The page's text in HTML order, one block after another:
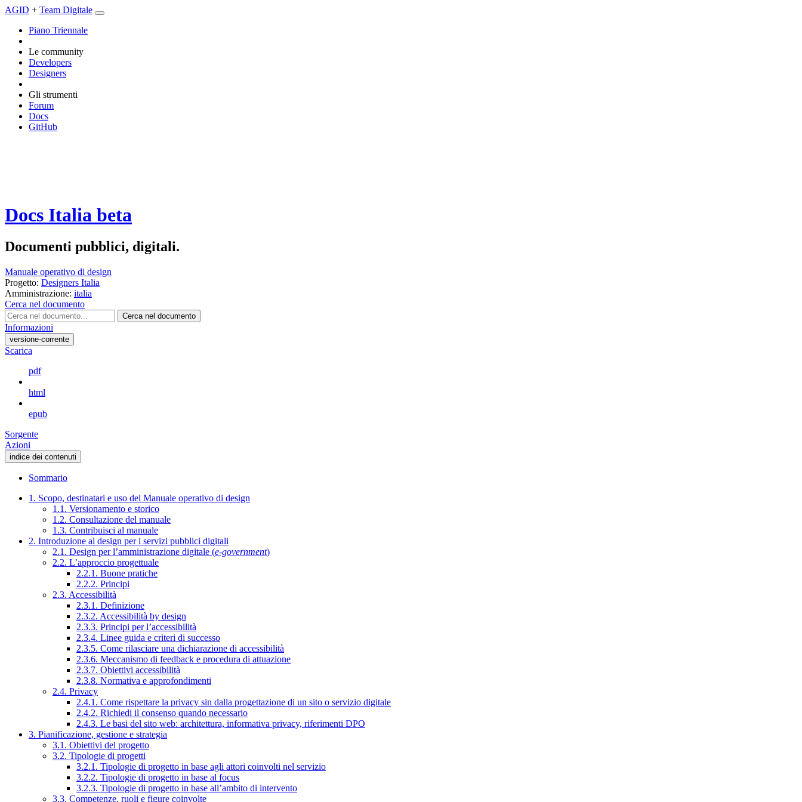
AGID + Team Digitale
Piano Triennale
Le community
Developers
Designers
Gli strumenti
Forum
Docs
GitHub
Docs Italia beta
Documenti pubblici, digitali.
Manuale operativo di design
Progetto: Designers Italia
Amministrazione: italia
Cerca nel documento
Cerca nel documento
Informazioni
versione-corrente
Scarica
pdf
html
epub
Sorgente
Azioni
indice dei contenuti
Sommario
1. Scopo, destinatari e uso del Manuale operativo di design
1.1. Versionamento e storico
1.2. Consultazione del manuale
1.3. Contribuisci al manuale
2. Introduzione al design per i servizi pubblici digitali
2.1. Design per l’amministrazione digitale (e-government)
2.2. L’approccio progettuale
2.2.1. Buone pratiche
2.2.2. Principi
2.3. Accessibilità
2.3.1. Definizione
2.3.2. Accessibilità by design
2.3.3. Principi per l’accessibilità
2.3.4. Linee guida e criteri di successo
2.3.5. Come rilasciare una dichiarazione di accessibilità
2.3.6. Meccanismo di feedback e procedura di attuazione
2.3.7. Obiettivi accessibilità
2.3.8. Normativa e approfondimenti
2.4. Privacy
2.4.1. Come rispettare la privacy sin dalla progettazione di un sito o servizio digitale
2.4.2. Richiedi il consenso quando necessario
2.4.3. Le basi del sito web: architettura, informativa privacy, riferimenti DPO
3. Pianificazione, gestione e strategia
3.1. Obiettivi del progetto
3.2. Tipologie di progetti
3.2.1. Tipologie di progetto in base agli attori coinvolti nel servizio
3.2.2. Tipologie di progetto in base al focus
3.2.3. Tipologie di progetto in base all’ambito di intervento
3.3. Competenze, ruoli e figure coinvolte